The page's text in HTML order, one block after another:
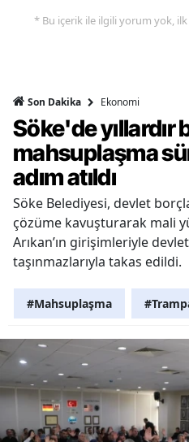
* Bu içerik ile ilgili yorum yok, ilk
Son Dakika Ekonomi
Söke'de yıllardır
mahsuplaşma
adım atıldı
Söke Belediyesi, devlet
çözüme kavuşturarak mali
Arıkan’ın girişimleriyle
taşınmazlarıyla takas edildi.
#Mahsuplaşma